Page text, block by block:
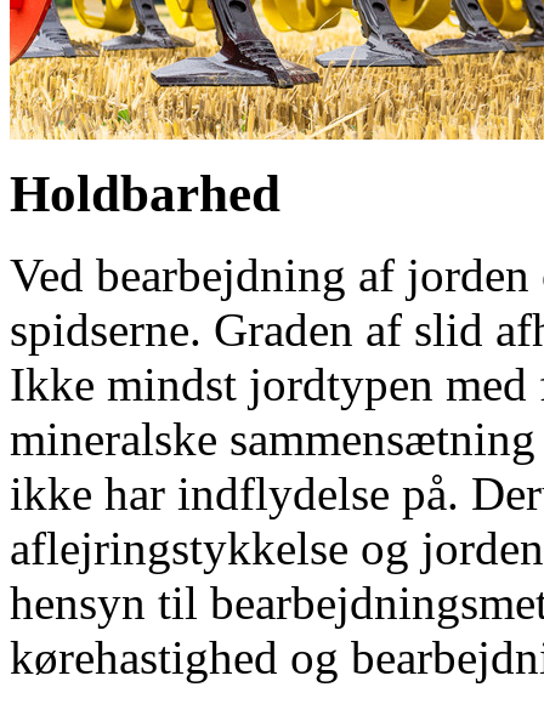
Holdbarhed
Ved bearbejdning af
spidserne. Graden af slid
Ikke mindst jordtypen
mineralske
ikke har indflydelse på.
aflejringstykkelse og
hensyn til
kørehastighed og